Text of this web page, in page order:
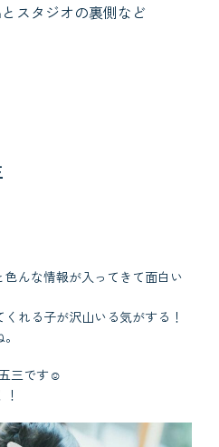
スタジオの裏側など
んな情報が入ってきて面白い
れる子が沢山いる気がする！
三です☺︎